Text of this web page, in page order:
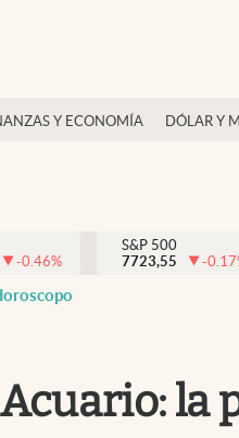
Y ECONOMÍA DÓLAR Y
-0.46%
S&P 500
7723,55
-0.17
la